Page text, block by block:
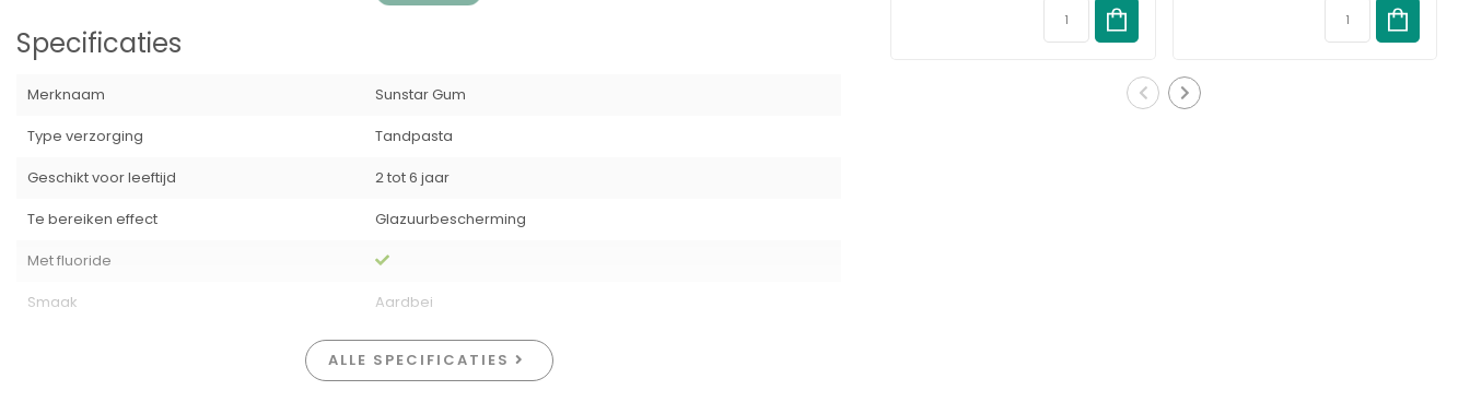
Specificaties
Merknaam
Sunstar Gum
Type verzorging
Tandpasta
Geschikt voor leeftijd
2 tot 6 jaar
Te bereiken effect
Glazuurbescherming
Met fluoride
Smaak
Aardbei
ALLE SPECIFICATIES